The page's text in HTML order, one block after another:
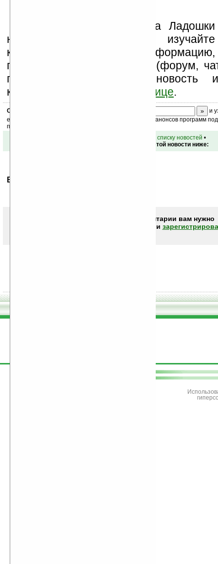
Устанавливайте линк на Ладошки
на своих сайтах, изучайте
коммерческую информацию,
посещайте разделы сайта (форум,
прочие). Оцените эту новость
комментарий
ниже на странице.
Скоро
и
ежедневный или еженедельный дайджест новостей, анонсов программ
почтовый ящик.
вернуться к списку новостей •
Обсуждение этой новости ниже:
Ваше мнение будет первым.
Чтобы писать комментарии вам нужно
или